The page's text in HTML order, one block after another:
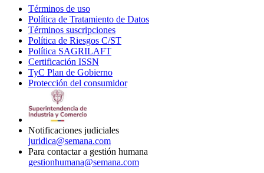
Términos de uso
in
new
window
Política de Tratamiento de Datos
Términos suscripciones
in
Política de Riesgos C/ST
Política SAGRILAFT
new
window
Certificación ISSN
in
new
TyC Plan de Gobierno
in
Protección del consumidorOpens
Notificaciones judiciales
juridica@semana.com
Para contactar a gestión humana
gestionhumana@semana.com